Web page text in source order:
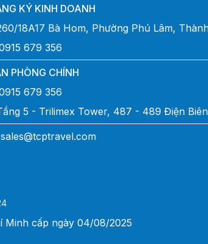
KÝ KINH DOANH
18A17 Bà Hom, Phường Phú Lâm,
679 356
PHÒNG CHÍNH
679 356
5 - Trilimex Tower, 487 - 489 Điện
sales@tcptravel.com
Minh cấp ngày 04/08/2025